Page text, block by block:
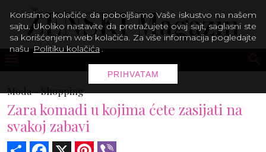
Moda -Shopping
Zara komadi u kojima ćete zasijati na
svakoj zabavi
Share Facebook Pinterest
Koristimo kolačiće da poboljšamo Vaše iskustvo na našem
sajtu. Ukoliko nastavite da pretražujete ovaj sajt, saglasni ste
sa korišćenjem web kolačića. Za više informacija pogledajte
našu Politiku kolačića .
PRIHVATAM